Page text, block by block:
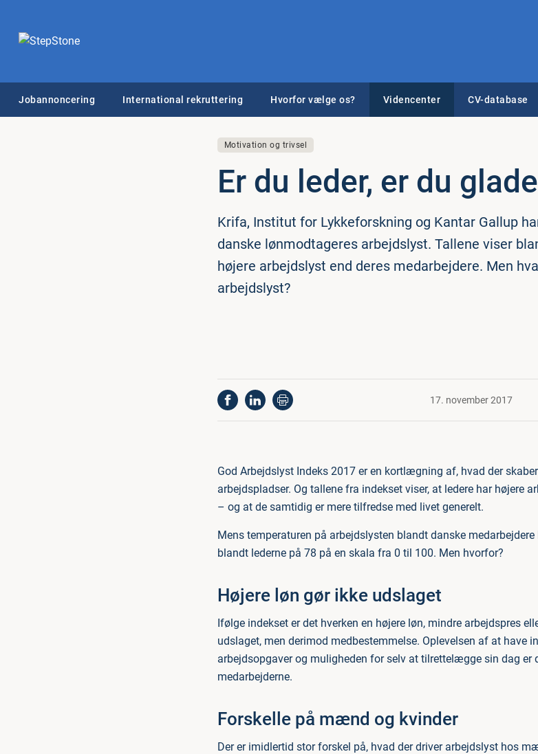
Jobannoncering International rekruttering Hvorfor vælge os? Videncenter CV-database
Motivation og trivsel
Er du leder, er du
Krifa, Institut for Lykkeforskning og Kantar Gallup
danske lønmodtageres arbejdslyst. Tallene viser
højere arbejdslyst end deres medarbejdere. Men
arbejdslyst?
17. november 2017
God Arbejdslyst Indeks 2017 er en kortlægning af, hvad der
arbejdspladser. Og tallene fra indekset viser, at ledere har højere
– og at de samtidig er mere tilfredse med livet generelt.
Mens temperaturen på arbejdslysten blandt danske
blandt lederne på 78 på en skala fra 0 til 100. Men hvorfor?
Højere løn gør ikke udslaget
Ifølge indekset er det hverken en højere løn, mindre arbejdspres
udslaget, men derimod medbestemmelse. Oplevelsen af at have
arbejdsopgaver og muligheden for selv at tilrettelægge sin dag er
medarbejderne.
Forskelle på mænd og kvinder
Der er imidlertid stor forskel på, hvad der driver arbejdslyst hos